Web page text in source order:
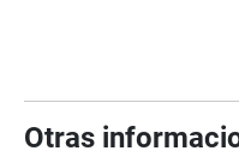
Otras